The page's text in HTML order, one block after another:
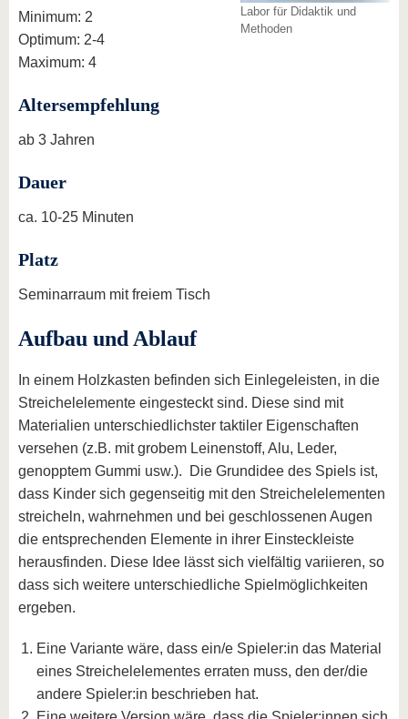
Labor für Didaktik und
Methoden
Minimum: 2
Optimum: 2-4
Maximum: 4
Altersempfehlung
ab 3 Jahren
Dauer
ca. 10-25 Minuten
Platz
Seminarraum mit freiem Tisch
Aufbau und Ablauf
In einem Holzkasten befinden sich Einlegeleisten, in die
Streichelelemente eingesteckt sind. Diese sind mit
Materialien unterschiedlichster taktiler Eigenschaften
versehen (z.B. mit grobem Leinenstoff, Alu, Leder,
genopptem Gummi usw.). Die Grundidee des Spiels ist,
dass Kinder sich gegenseitig mit den Streichelelementen
streicheln, wahrnehmen und bei geschlossenen Augen
die entsprechenden Elemente in ihrer Einsteckleiste
herausfinden. Diese Idee lässt sich vielfältig variieren, so
dass sich weitere unterschiedliche Spielmöglichkeiten
ergeben.
Eine Variante wäre, dass ein/e Spieler:in das Material
eines Streichelelementes erraten muss, den der/die
andere Spieler:in beschrieben hat.